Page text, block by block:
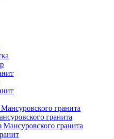
гранита
гранита
Мансуровского гранита